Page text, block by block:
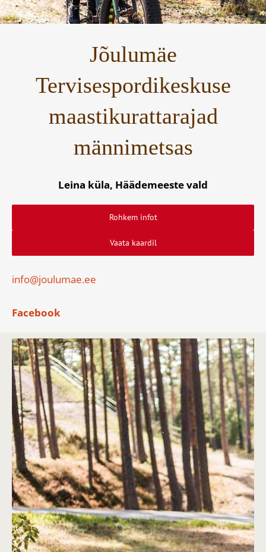
Jõulumäe
Tervisespordikeskuse
maastikurattarajad
männimetsas
Leina küla, Häädemeeste vald
Rohkem infot
Vaata kaardil
info@joulumae.ee
Facebook